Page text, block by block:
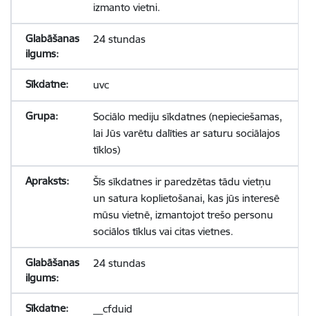
izmanto vietni.
24 stundas
uvc
Sociālo mediju sīkdatnes (nepieciešamas,
lai Jūs varētu dalīties ar saturu sociālajos
tīklos)
Šīs sīkdatnes ir paredzētas tādu vietņu
un satura koplietošanai, kas jūs interesē
mūsu vietnē, izmantojot trešo personu
sociālos tīklus vai citas vietnes.
24 stundas
__cfduid